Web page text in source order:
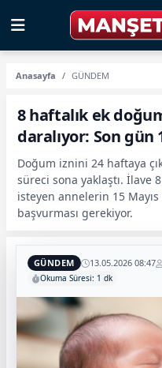
Anasayfa GÜNDEM
8 haftalık ek
daralıyor: Son gün
Doğum iznini 24 haftaya
süreci sona yaklaştı. İlave
isteyen annelerin 15
başvurması gerekiyor.
GÜNDEM 13.05.2026 08:47
Okuma Süresi: 1 dk